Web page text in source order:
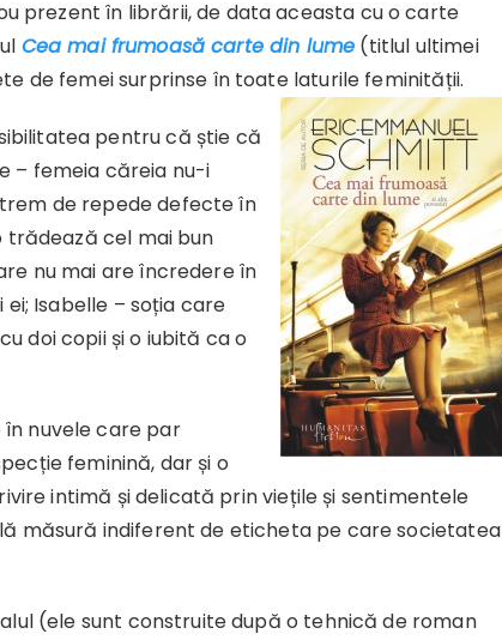
prezent în librării, de data aceasta cu o carte
Cea mai frumoasă carte din lume (titlul ultimei
de femei surprinse în toate laturile feminității.
pentru că știe că
– femeia căreia nu-i
de repede defecte în
trădează cel mai bun
nu mai are încredere în
Isabelle – soția care
doi copii și o iubită ca o
nuvele care par
feminină, dar și o
intimă și delicată prin viețile și sentimentele
măsură indiferent de eticheta pe care societatea
(ele sunt construite după o tehnică de roman